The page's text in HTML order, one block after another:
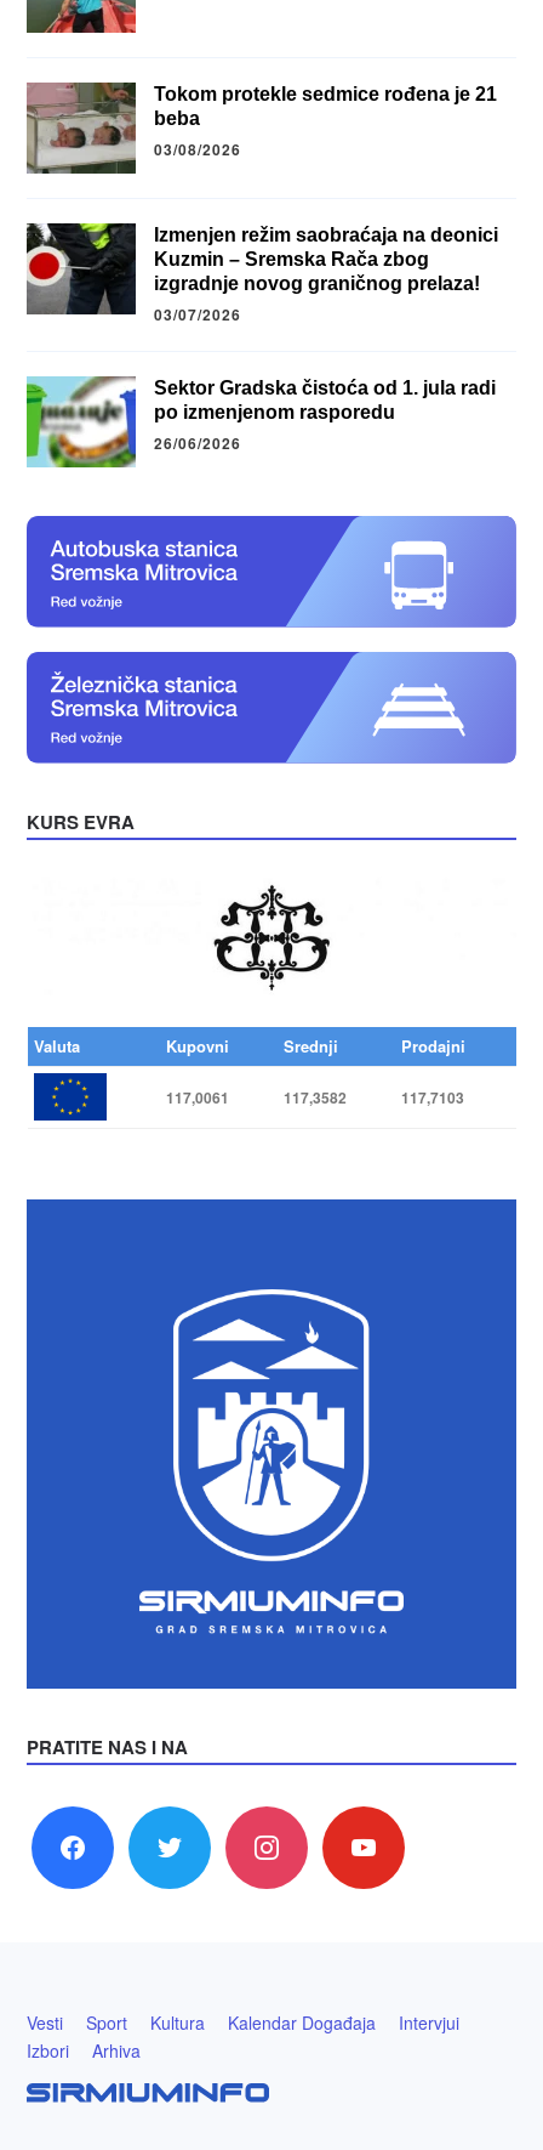
Tokom protekle sedmice rođena je 21
beba
03/08/2026
Izmenjen režim saobraćaja na deonici
Kuzmin – Sremska Rača zbog
izgradnje novog graničnog prelaza!
03/07/2026
Sektor Gradska čistoća od 1. jula radi
po izmenjenom rasporedu
26/06/2026
KURS EVRA
Valuta Kupovni Srednji Prodajni
117,0061 117,3582 117,7103
PRATITE NAS I NA
facebook twitter instagram youtube
Vesti Sport Kultura Kalendar Događaja
Intervjui
Izbori
Arhiva